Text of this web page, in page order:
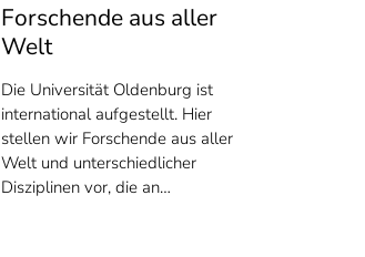
Forschende aus aller
Welt
Die Universität Oldenburg ist
international aufgestellt. Hier
stellen wir Forschende aus aller
Welt und unterschiedlicher
Disziplinen vor, die an…